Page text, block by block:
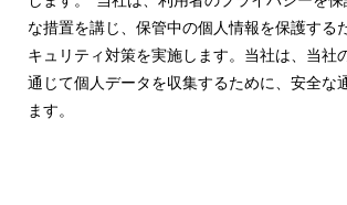
な措置を講じ、保管中の個人情報を保護する
キュリティ対策を実施します。当社は、当社
通じて個人データを収集するために、安全な
ます。